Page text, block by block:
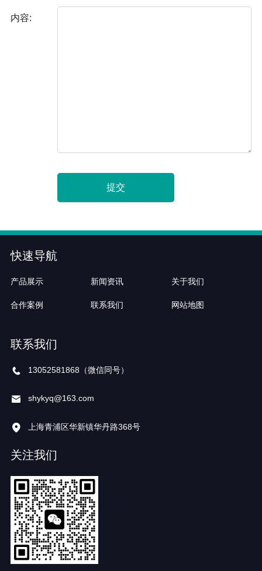
内容:
提交
快速导航
产品展示 新闻资讯 关于我们
合作案例 联系我们 网站地图
联系我们
13052581868（微信同号）
shykyq@163.com
上海青浦区华新镇华丹路368号
关注我们